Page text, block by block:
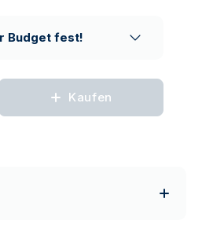
Budget fest!
Kaufen